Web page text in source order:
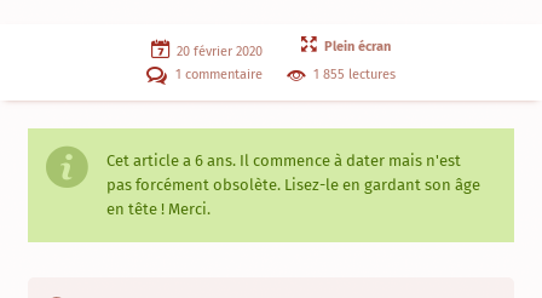
20 février 2020
Plein écran
1 commentaire
1 855 lectures
Cet article a 6 ans. Il commence à dater mais n'est
pas forcément obsolète. Lisez-le en gardant son âge
en tête ! Merci.